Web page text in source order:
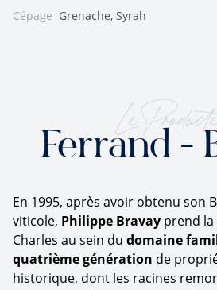
Cépage Grenache, Syrah
Le
Ferrand -
En 1995, après avoir obtenu son
viticole, Philippe Bravay prend
Charles au sein du domaine
quatrième génération de
historique, dont les racines